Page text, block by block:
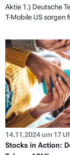
Aktie 1.) Deutsche
T-Mobile US sorgen
14.11.2024 um 17
Stocks in Action: